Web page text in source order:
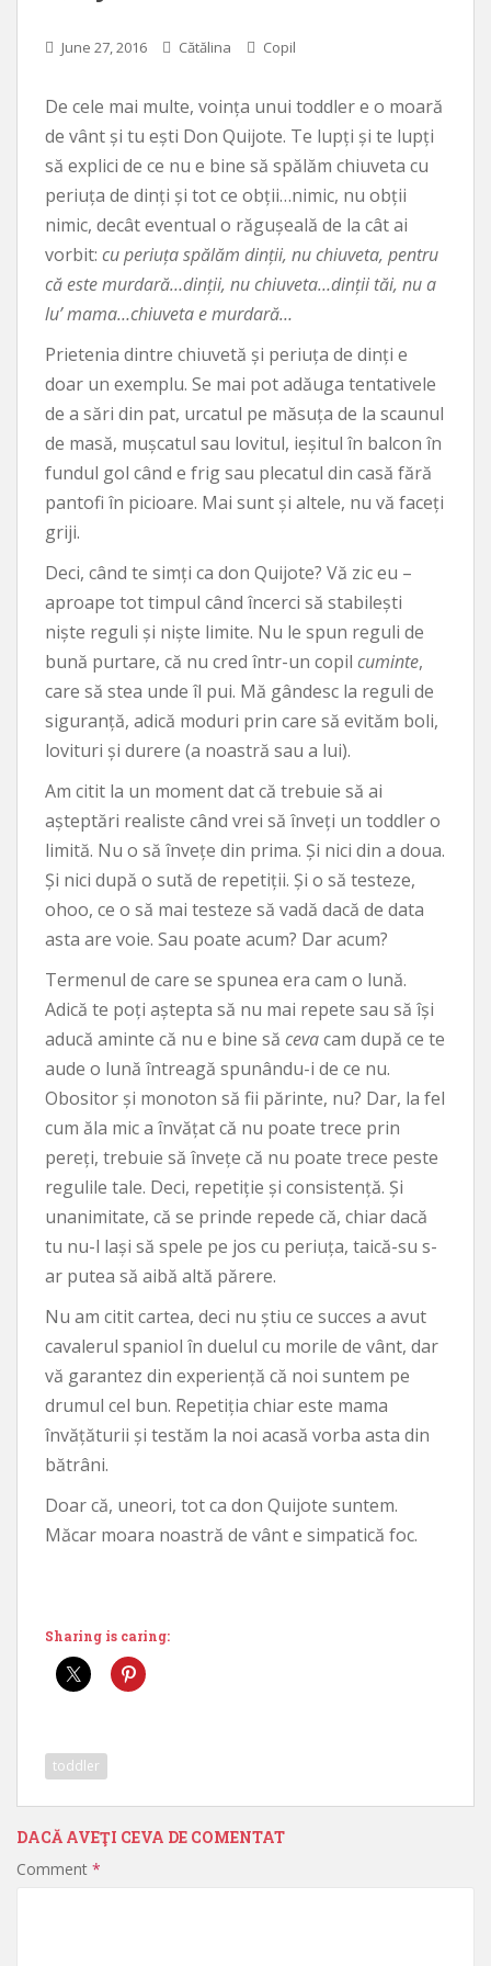
June 27, 2016 Cătălina Copil
De cele mai multe, voința unui toddler e o moară
de vânt și tu ești Don Quijote. Te lupți și te lupți
să explici de ce nu e bine să spălăm chiuveta cu
periuța de dinți și tot ce obții…nimic, nu obții
nimic, decât eventual o răgușeală de la cât ai
vorbit: cu periuța spălăm dinții, nu chiuveta, pentru
că este murdară…dinții, nu chiuveta…dinții tăi, nu a
lu’ mama…chiuveta e murdară…
Prietenia dintre chiuvetă și periuța de dinți e
doar un exemplu. Se mai pot adăuga tentativele
de a sări din pat, urcatul pe măsuța de la scaunul
de masă, mușcatul sau lovitul, ieșitul în balcon în
fundul gol când e frig sau plecatul din casă fără
pantofi în picioare. Mai sunt și altele, nu vă faceți
griji.
Deci, când te simți ca don Quijote? Vă zic eu –
aproape tot timpul când încerci să stabilești
niște reguli și niște limite. Nu le spun reguli de
bună purtare, că nu cred într-un copil cuminte,
care să stea unde îl pui. Mă gândesc la reguli de
siguranță, adică moduri prin care să evităm boli,
lovituri și durere (a noastră sau a lui).
Am citit la un moment dat că trebuie să ai
așteptări realiste când vrei să înveți un toddler o
limită. Nu o să învețe din prima. Și nici din a doua.
Și nici după o sută de repetiții. Și o să testeze,
ohoo, ce o să mai testeze să vadă dacă de data
asta are voie. Sau poate acum? Dar acum?
Termenul de care se spunea era cam o lună.
Adică te poți aștepta să nu mai repete sau să își
aducă aminte că nu e bine să cevacam după ce te
aude o lună întreagă spunându-i de ce nu.
Obositor și monoton să fii părinte, nu? Dar, la fel
cum ăla mic a învățat că nu poate trece prin
pereți, trebuie să învețe că nu poate trece peste
regulile tale. Deci, repetiție și consistență. Și
unanimitate, că se prinde repede că, chiar dacă
tu nu-l lași să spele pe jos cu periuța, taică-su s-
ar putea să aibă altă părere.
Nu am citit cartea, deci nu știu ce succes a avut
cavalerul spaniol în duelul cu morile de vânt, dar
vă garantez din experiență că noi suntem pe
drumul cel bun. Repetiția chiar este mama
învățăturii și testăm la noi acasă vorba asta din
bătrâni.
Doar că, uneori, tot ca don Quijote suntem.
Măcar moara noastră de vânt e simpatică foc.
Sharing is caring:
toddler
DACĂ AVEŢI CEVA DE COMENTAT
Comment *